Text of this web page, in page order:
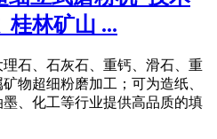
桂林矿山 ...
石、石灰石、重钙、滑石、重
物超细粉磨加工；可为造纸、
、化工等行业提供高品质的填